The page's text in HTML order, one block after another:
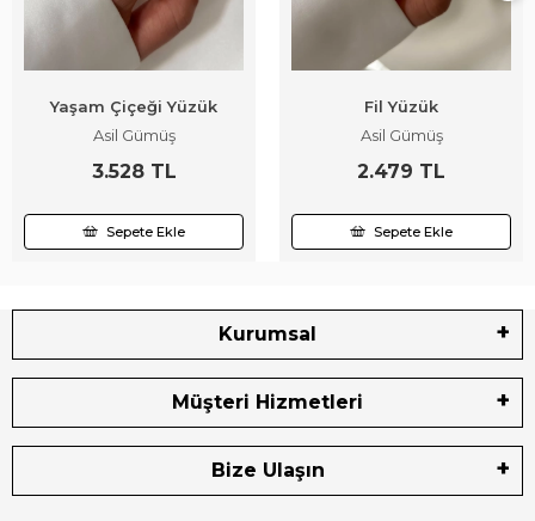
Yaşam Çiçeği Yüzük
Asil Gümüş
3.528 TL
Sepete Ekle
Fil Yüzük
Asil Gümüş
2.479 TL
Sepete Ekle
Kurumsal
Müşteri Hizmetleri
Bize Ulaşın